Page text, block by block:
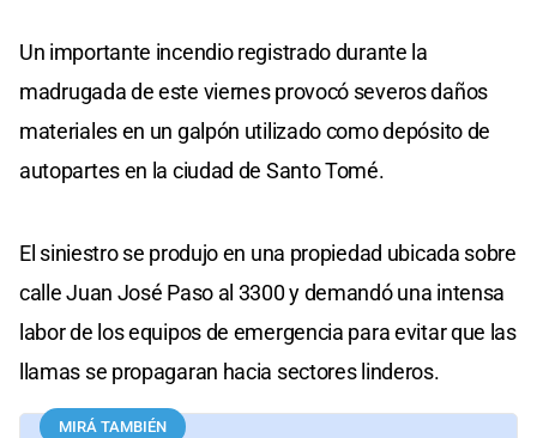
Un importante incendio registrado durante la
madrugada de este viernes provocó severos daños
materiales en un galpón utilizado como depósito de
autopartes en la ciudad de Santo Tomé.
El siniestro se produjo en una propiedad ubicada sobre
calle Juan José Paso al 3300 y demandó una intensa
labor de los equipos de emergencia para evitar que las
llamas se propagaran hacia sectores linderos.
MIRÁ TAMBIÉN